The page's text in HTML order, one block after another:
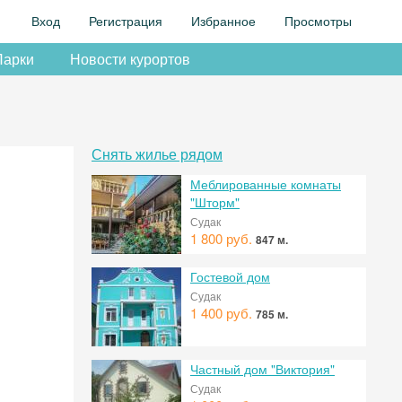
Вход Регистрация Избранное Просмотры
Новости курортов
Снять жилье рядом
Меблированные комнаты
"Шторм"
Судак
1 800 руб. 847 м.
Гостевой дом
Судак
1 400 руб. 785 м.
Частный дом "Виктория"
Судак